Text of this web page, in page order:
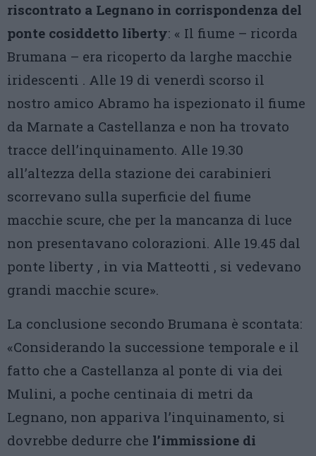
riscontrato a Legnano in corrispondenza del
ponte cosiddetto liberty: « Il fiume – ricorda
Brumana – era ricoperto da larghe macchie
iridescenti . Alle 19 di venerdì scorso il
nostro amico Abramo ha ispezionato il fiume
da Marnate a Castellanza e non ha trovato
tracce dell’inquinamento. Alle 19.30
all’altezza della stazione dei carabinieri
scorrevano sulla superficie del fiume
macchie scure, che per la mancanza di luce
non presentavano colorazioni. Alle 19.45 dal
ponte liberty , in via Matteotti , si vedevano
grandi macchie scure».
La conclusione secondo Brumana è scontata:
«Considerando la successione temporale e il
fatto che a Castellanza al ponte di via dei
Mulini, a poche centinaia di metri da
Legnano, non appariva l’inquinamento, si
dovrebbe dedurre che l’immissione di